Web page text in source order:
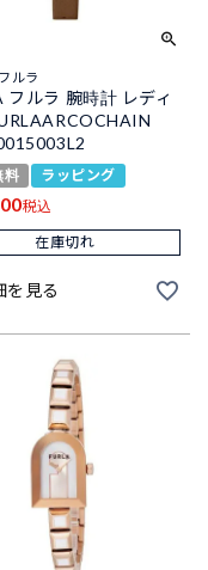
ルラ
フルラ 腕時計 レディ
料 ラッピング
税込
在庫切れ
を見る